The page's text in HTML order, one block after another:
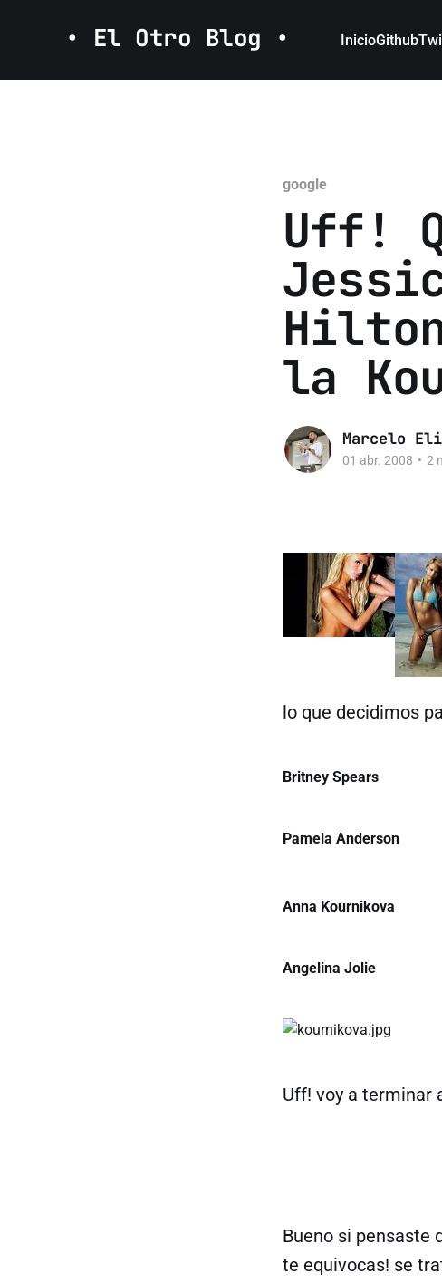
• El Otro Blog • InicioGithub
google
Uff!
la
Marcelo
01 abr. 2008 • 2
lo que decidimos
Britney Spears
Pamela Anderson
Anna Kournikova
Angelina Jolie
Uff! voy a terminar
Bueno si pensaste
te equivocas! se